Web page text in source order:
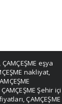
, ÇAMÇEŞME eşya
nakliyat,
ÇAMÇEŞME Şehir içi
,ÇAMÇEŞME